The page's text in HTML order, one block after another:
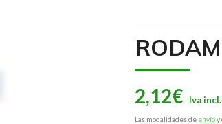
2,12€
Las modalidades de envíoy